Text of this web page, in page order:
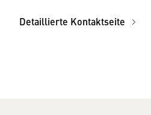
Detaillierte Kontaktseite